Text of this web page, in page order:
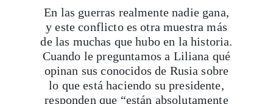
En las guerras realmente nadie gana,
y este conflicto es otra muestra más
de las muchas que hubo en la historia.
Cuando le preguntamos a Liliana qué
opinan sus conocidos de Rusia sobre
lo que está haciendo su presidente,
responden que “están absolutamente
Viaja con Travesías, recibe cada semana
itinerarios, tips de insider y las guías más
Suscribirme